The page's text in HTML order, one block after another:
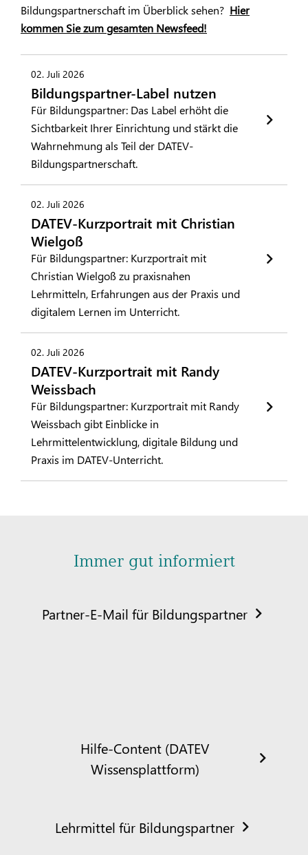
Bildungspartnerschaft im Überblick sehen? Hier
kommen Sie zum gesamten Newsfeed!
02. Juli 2026
Bildungspartner-Label nutzen
Für Bildungspartner: Das Label erhöht die
Sichtbarkeit Ihrer Einrichtung und stärkt die
Wahrnehmung als Teil der DATEV-
Bildungspartnerschaft.
02. Juli 2026
DATEV-Kurzportrait mit Christian
Wielgoß
Für Bildungspartner: Kurzportrait mit
Christian Wielgoß zu praxisnahen
Lehrmitteln, Erfahrungen aus der Praxis und
digitalem Lernen im Unterricht.
02. Juli 2026
DATEV-Kurzportrait mit Randy
Weissbach
Für Bildungspartner: Kurzportrait mit Randy
Weissbach gibt Einblicke in
Lehrmittelentwicklung, digitale Bildung und
Praxis im DATEV-Unterricht.
Immer gut informiert
Partner-E-Mail für Bildungspartner
Hilfe-Content (DATEV
Wissensplattform)
Lehrmittel für Bildungspartner